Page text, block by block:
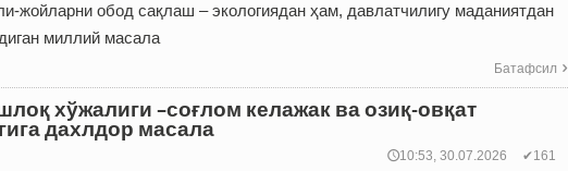
жойларни обод сақлаш – экологиядан ҳам, давлатчилигу маданиятдан
миллий масала
Батафсил 
хўжалиги –соғлом келажак ва озиқ-овқат
дахлдор масала
🕔10:53, 30.07.2026 ✔161